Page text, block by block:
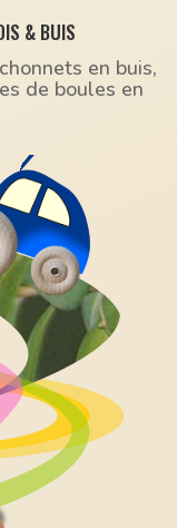
& BUIS
en buis,
de boules en